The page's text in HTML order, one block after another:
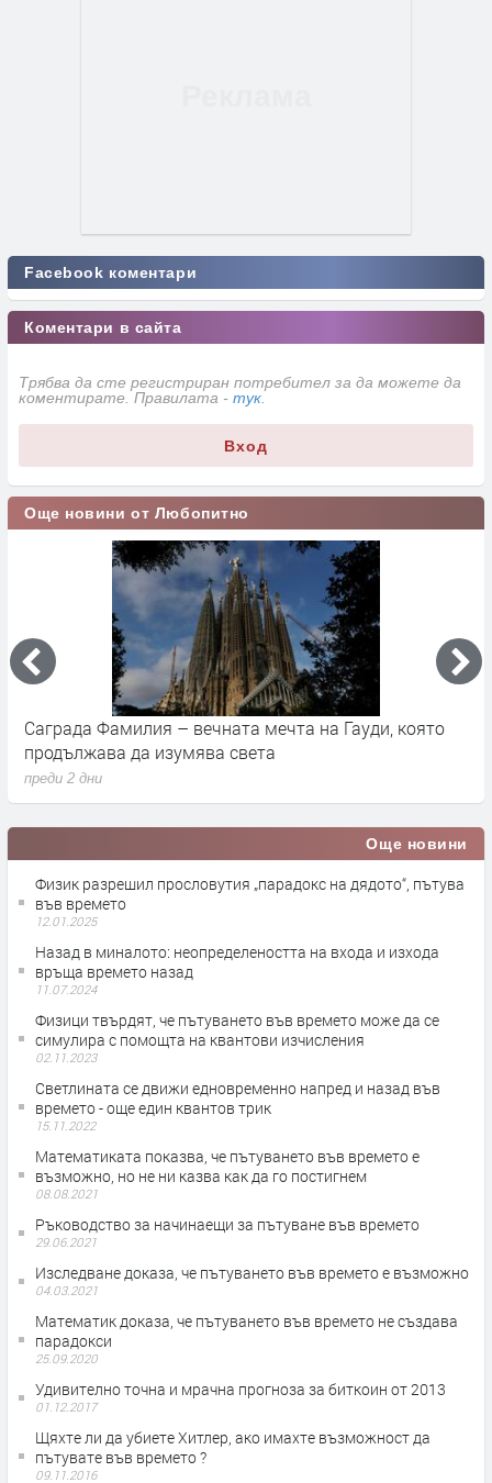
Facebook коментари
Коментари в сайта
Трябва да сте регистриран потребител за да можете да
коментирате. Правилата - тук
Вход
Още новини от Любопитно
Саграда Фамилия – вечната мечта на Гауди, която
продължава да изумява света
преди 2 дни
Още новини
Физик разрешил прословутия „парадокс на дядото“, пътува
във времето
12.01.2025
Назад в миналото: неопределеността на входа и изхода
връща времето назад
11.07.2024
Физици твърдят, че пътуването във времето може да се
симулира с помощта на квантови изчисления
02.11.2023
Светлината се движи едновременно напред и назад във
времето - още един квантов трик
15.11.2022
Математиката показва, че пътуването във времето е
възможно, но не ни казва как да го постигнем
08.08.2021
Ръководство за начинаещи за пътуване във времето
29.06.2021
Изследване доказа, че пътуването във времето е възможно
04.03.2021
Математик доказа, че пътуването във времето не създава
парадокси
25.09.2020
Удивително точна и мрачна прогноза за биткоин от 2013
01.12.2017
Щяхте ли да убиете Хитлер, ако имахте възможност да
пътувате във времето ?
09.11.2016